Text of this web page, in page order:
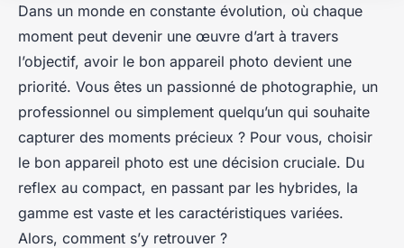
Dans un monde en constante évolution, où chaque
moment peut devenir une œuvre d’art à travers
l’objectif, avoir le bon appareil photo devient une
priorité. Vous êtes un passionné de photographie, un
professionnel ou simplement quelqu’un qui souhaite
capturer des moments précieux ? Pour vous, choisir
le bon appareil photo est une décision cruciale. Du
reflex au compact, en passant par les hybrides, la
gamme est vaste et les caractéristiques variées.
Alors, comment s’y retrouver ?